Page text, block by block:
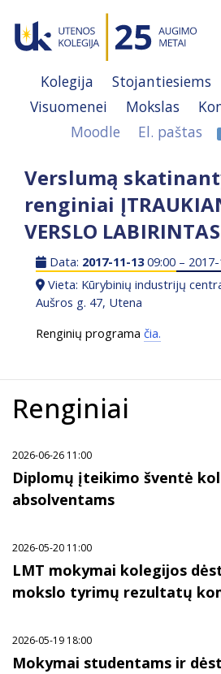
Kolegija Stojantiesiems
Visuomenei
Mokslas
Moodle
El. paštas
Verslumą
renginiai
VERSLO LABIRINTAS
Data: 2017-11-1309:00 –
Vieta: Kūrybinių industrijų
Aušros g. 47, Utena
Renginių programačia.
Renginiai
2026-06-26 11:00
Diplomų įteikimo šventė
absolventams
2026-05-20 11:00
LMT mokymai kolegijos
mokslo tyrimų rezultatų
2026-05-19 18:00
Mokymai studentams ir